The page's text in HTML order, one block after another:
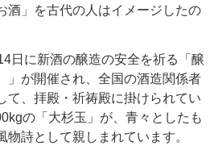
酒」を古代の人はイメージしたの
日に新酒の醸造の安全を祈る「醸
」が開催され、全国の酒造関係者
て、拝殿・祈祷殿に掛けられてい
の「大杉玉」が、青々としたも
詩として親しまれています。